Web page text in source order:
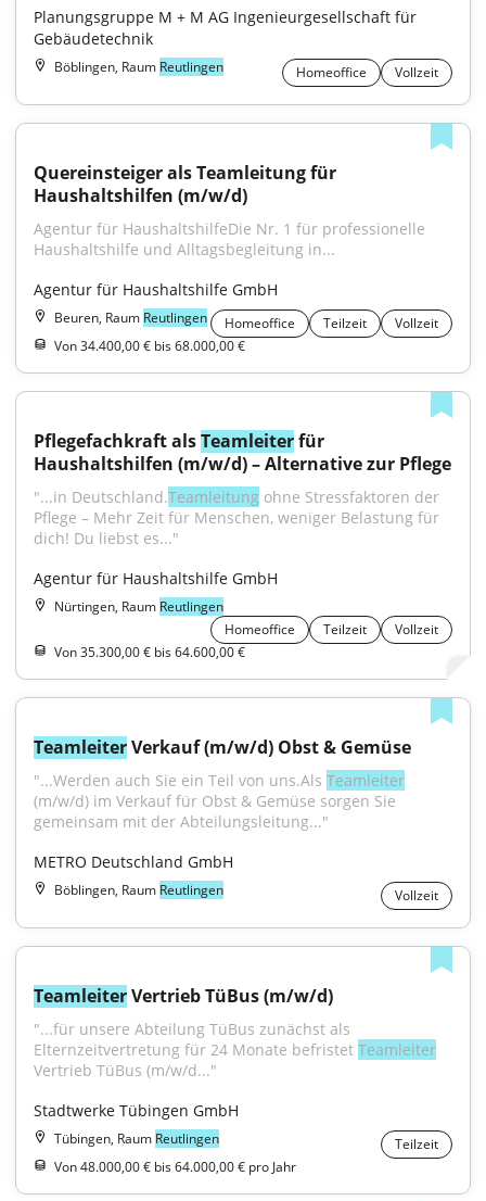
Planungsgruppe M + M AG Ingenieurgesellschaft für
Gebäudetechnik
Böblingen, Raum Reutlingen Homeoffice Vollzeit
Quereinsteiger als Teamleitung für
Haushaltshilfen (m/w/d)
Agentur für HaushaltshilfeDie Nr. 1 für professionelle
Haushaltshilfe und Alltagsbegleitung in...
Agentur für Haushaltshilfe GmbH
Beuren, Raum Reutlingen Homeoffice Teilzeit
Vollzeit
Von 34.400,00 € bis 68.000,00 €
Pflegefachkraft als Teamleiter für
Haushaltshilfen (m/w/d) – Alternative zur Pflege
"...in Deutschland.Teamleitung ohne Stressfaktoren der
Pflege – Mehr Zeit für Menschen, weniger Belastung für
dich! Du liebst es..."
Agentur für Haushaltshilfe GmbH
Nürtingen, Raum Reutlingen
Homeoffice
Teilzeit
Vollzeit
Von 35.300,00 € bis 64.600,00 €
Teamleiter Verkauf (m/w/d) Obst & Gemüse
"...Werden auch Sie ein Teil von uns.Als Teamleiter
(m/w/d) im Verkauf für Obst & Gemüse sorgen Sie
gemeinsam mit der Abteilungsleitung..."
METRO Deutschland GmbH
Böblingen, Raum Reutlingen Vollzeit
Teamleiter Vertrieb TüBus (m/w/d)
"...für unsere Abteilung TüBus zunächst als
Elternzeitvertretung für 24 Monate befristet Teamleiter
Vertrieb TüBus (m/w/d..."
Stadtwerke Tübingen GmbH
Tübingen, Raum Reutlingen
Teilzeit
Von 48.000,00 € bis 64.000,00 € pro Jahr